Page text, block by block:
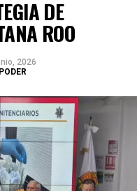
y el despliegue
recuperación de105
de robo o probables
24 mil 622
y unidades
DE
ROO
2026